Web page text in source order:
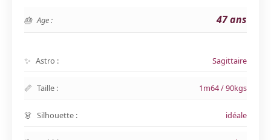
Age : 47 ans
Astro : Sagittaire
Taille : 1m64 / 90kgs
Silhouette : idéale